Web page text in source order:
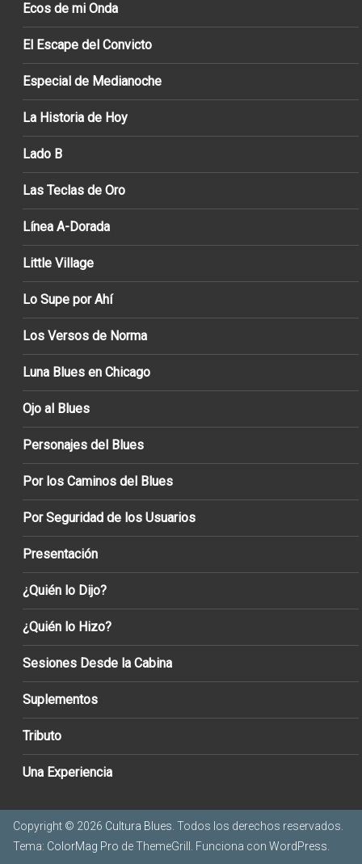
Ecos de mi Onda
El Escape del Convicto
Especial de Medianoche
La Historia de Hoy
Lado B
Las Teclas de Oro
Línea A-Dorada
Little Village
Lo Supe por Ahí
Los Versos de Norma
Luna Blues en Chicago
Ojo al Blues
Personajes del Blues
Por los Caminos del Blues
Por Seguridad de los Usuarios
Presentación
¿Quién lo Dijo?
¿Quién lo Hizo?
Sesiones Desde la Cabina
Suplementos
Tributo
Una Experiencia
Copyright © 2026 Cultura Blues. Todos los derechos reservados.
Tema: ColorMag Pro de ThemeGrill. Funciona con WordPress.